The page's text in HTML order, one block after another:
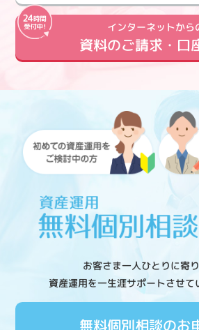
インターネットから
資料のご請求・口
お客さま一人ひとりに寄
資産運用を一生涯サポートさせて
無料個別相談のお